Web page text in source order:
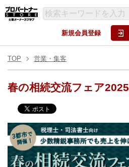
新規会員登録
TOP 営業・集客
春の相続交流フェア2025